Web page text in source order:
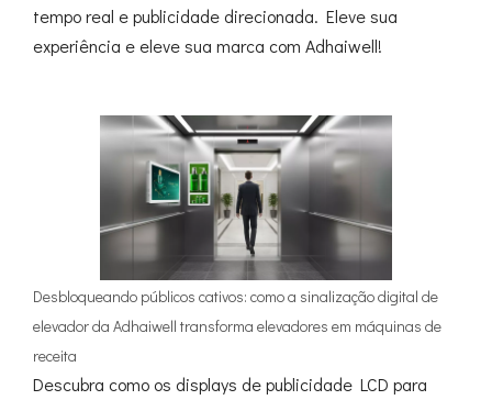
tempo real e publicidade direcionada. Eleve sua
experiência e eleve sua marca com Adhaiwell!
Desbloqueando públicos cativos: como a sinalização digital de
elevador da Adhaiwell transforma elevadores em máquinas de
receita
Descubra como os displays de publicidade LCD para